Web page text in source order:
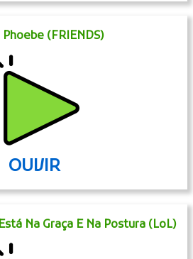
Phoebe (FRIENDS)
OUVIR
Na Graça E Na Postura (LoL)